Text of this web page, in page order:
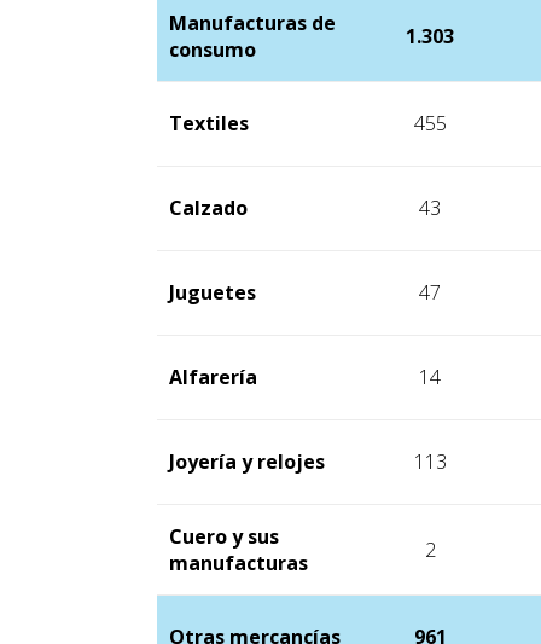
Manufacturas de
consumo
1.303
Textiles 455
Calzado 43
Juguetes 47
Alfarería 14
Joyería y relojes 113
Cuero y sus
manufacturas
2
Otras mercancías 961